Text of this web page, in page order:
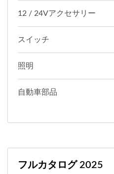
12 / 24Vアクセサリー
スイッチ
照明
自動車部品
フルカタログ 2025